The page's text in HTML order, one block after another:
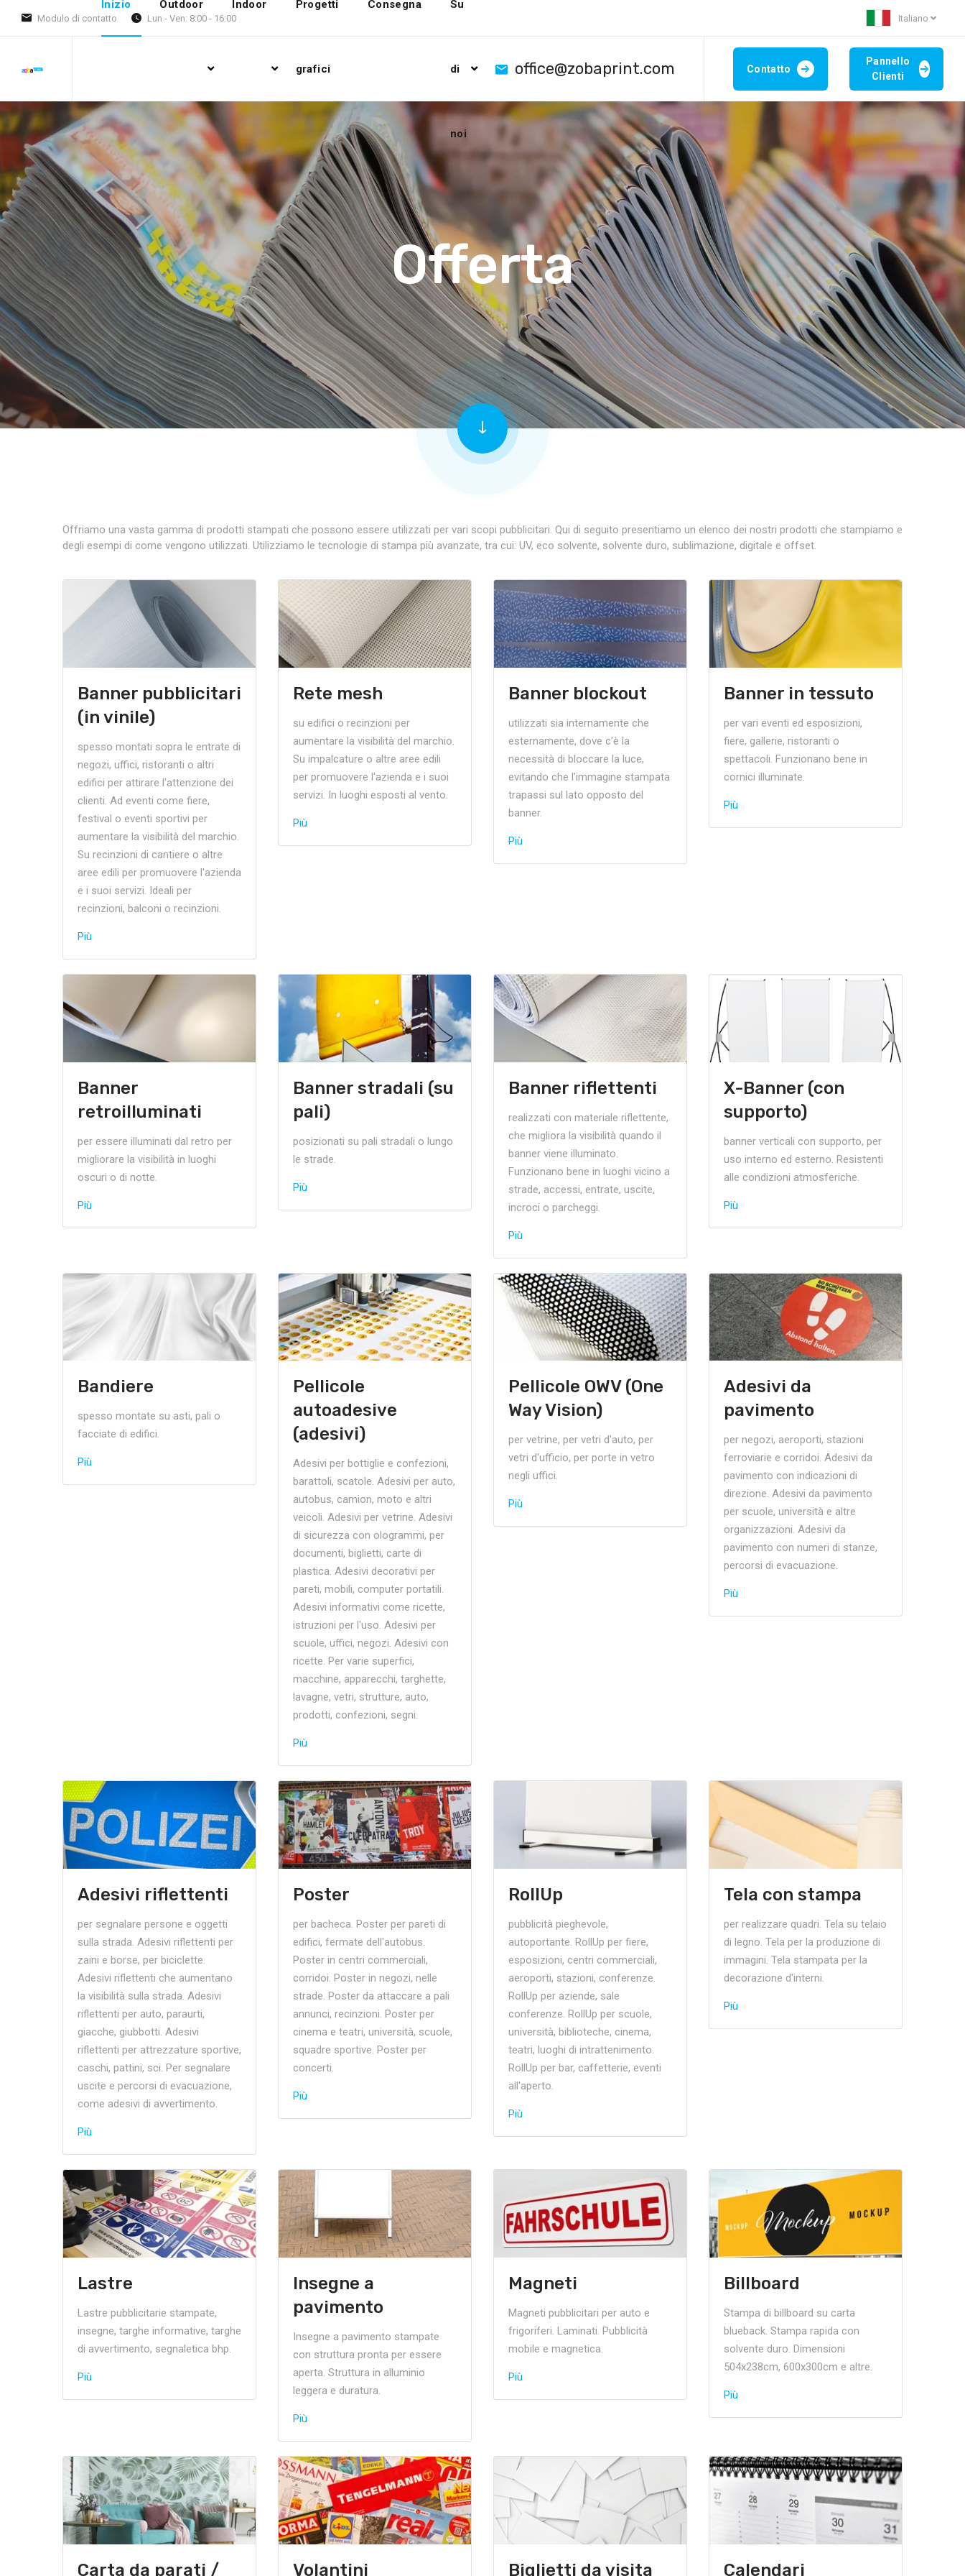
Modulo di contatto Lun - Ven: 8:00 - 16:00 Italiano
Inizio Outdoor Indoor Progetti
grafici
Consegna Su
di
noi
office@zobaprint.com Contatto
Pannello
Clienti
Offerta
Offriamo una vasta gamma di prodotti stampati che possono essere utilizzati per vari scopi pubblicitari. Qui di seguito presentiamo un elenco dei nostri prodotti che stampiamo e
degli esempi di come vengono utilizzati. Utilizziamo le tecnologie di stampa più avanzate, tra cui: UV, eco solvente, solvente duro, sublimazione, digitale e offset.
Banner pubblicitari
(in vinile)
spesso montati sopra le entrate di
negozi, uffici, ristoranti o altri
edifici per attirare l'attenzione dei
clienti. Ad eventi come fiere,
festival o eventi sportivi per
aumentare la visibilità del marchio.
Su recinzioni di cantiere o altre
aree edili per promuovere l'azienda
e i suoi servizi. Ideali per
recinzioni, balconi o recinzioni.
Più
Rete mesh
su edifici o recinzioni per
aumentare la visibilità del marchio.
Su impalcature o altre aree edili
per promuovere l'azienda e i suoi
servizi. In luoghi esposti al vento.
Più
Banner blockout
utilizzati sia internamente che
esternamente, dove c'è la
necessità di bloccare la luce,
evitando che l'immagine stampata
trapassi sul lato opposto del
banner.
Più
Banner in tessuto
per vari eventi ed esposizioni,
fiere, gallerie, ristoranti o
spettacoli. Funzionano bene in
cornici illuminate.
Più
Banner
retroilluminati
per essere illuminati dal retro per
migliorare la visibilità in luoghi
oscuri o di notte.
Più
Banner stradali (su
pali)
posizionati su pali stradali o lungo
le strade.
Più
Banner riflettenti
realizzati con materiale riflettente,
che migliora la visibilità quando il
banner viene illuminato.
Funzionano bene in luoghi vicino a
strade, accessi, entrate, uscite,
incroci o parcheggi.
Più
X-Banner (con
supporto)
banner verticali con supporto, per
uso interno ed esterno. Resistenti
alle condizioni atmosferiche.
Più
Bandiere
spesso montate su asti, pali o
facciate di edifici.
Più
Pellicole
autoadesive
(adesivi)
Adesivi per bottiglie e confezioni,
barattoli, scatole. Adesivi per auto,
autobus, camion, moto e altri
veicoli. Adesivi per vetrine. Adesivi
di sicurezza con ologrammi, per
documenti, biglietti, carte di
plastica. Adesivi decorativi per
pareti, mobili, computer portatili.
Adesivi informativi come ricette,
istruzioni per l'uso. Adesivi per
scuole, uffici, negozi. Adesivi con
ricette. Per varie superfici,
macchine, apparecchi, targhette,
lavagne, vetri, strutture, auto,
prodotti, confezioni, segni.
Più
Pellicole OWV (One
Way Vision)
per vetrine, per vetri d'auto, per
vetri d'ufficio, per porte in vetro
negli uffici.
Più
Adesivi da
pavimento
per negozi, aeroporti, stazioni
ferroviarie e corridoi. Adesivi da
pavimento con indicazioni di
direzione. Adesivi da pavimento
per scuole, università e altre
organizzazioni. Adesivi da
pavimento con numeri di stanze,
percorsi di evacuazione.
Più
Adesivi riflettenti
per segnalare persone e oggetti
sulla strada. Adesivi riflettenti per
zaini e borse, per biciclette.
Adesivi riflettenti che aumentano
la visibilità sulla strada. Adesivi
riflettenti per auto, paraurti,
giacche, giubbotti. Adesivi
riflettenti per attrezzature sportive,
caschi, pattini, sci. Per segnalare
uscite e percorsi di evacuazione,
come adesivi di avvertimento.
Più
Poster
per bacheca. Poster per pareti di
edifici, fermate dell'autobus.
Poster in centri commerciali,
corridoi. Poster in negozi, nelle
strade. Poster da attaccare a pali
annunci, recinzioni. Poster per
cinema e teatri, università, scuole,
squadre sportive. Poster per
concerti.
Più
RollUp
pubblicità pieghevole,
autoportante. RollUp per fiere,
esposizioni, centri commerciali,
aeroporti, stazioni, conferenze.
RollUp per aziende, sale
conferenze. RollUp per scuole,
università, biblioteche, cinema,
teatri, luoghi di intrattenimento.
RollUp per bar, caffetterie, eventi
all'aperto.
Più
Tela con stampa
per realizzare quadri. Tela su telaio
di legno. Tela per la produzione di
immagini. Tela stampata per la
decorazione d'interni.
Più
Lastre
Lastre pubblicitarie stampate,
insegne, targhe informative, targhe
di avvertimento, segnaletica bhp.
Più
Insegne a
pavimento
Insegne a pavimento stampate
con struttura pronta per essere
aperta. Struttura in alluminio
leggera e duratura.
Più
Magneti
Magneti pubblicitari per auto e
frigoriferi. Laminati. Pubblicità
mobile e magnetica.
Più
Billboard
Stampa di billboard su carta
blueback. Stampa rapida con
solvente duro. Dimensioni
504x238cm, 600x300cm e altre.
Più
Carta da parati / Volantini Biglietti da visita Calendari